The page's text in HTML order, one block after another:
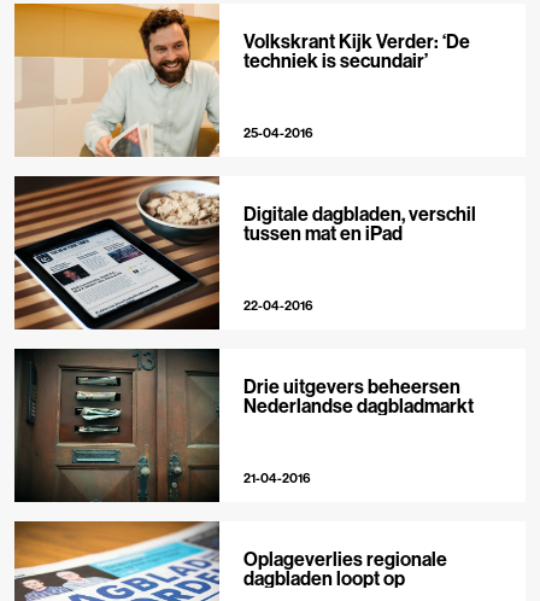
Volkskrant Kijk Verder: ‘De
techniek is secundair’
25-04-2016
Digitale dagbladen, verschil
tussen mat en iPad
22-04-2016
Drie uitgevers beheersen
Nederlandse dagbladmarkt
21-04-2016
Oplageverlies regionale
dagbladen loopt op